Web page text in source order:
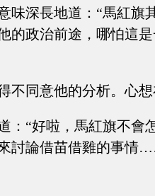
味深長地道：“馬紅旗
的政治前途，哪怕這
不同意他的分析。心
：“好啦，馬紅旗不會
討論借苗借雞的事情